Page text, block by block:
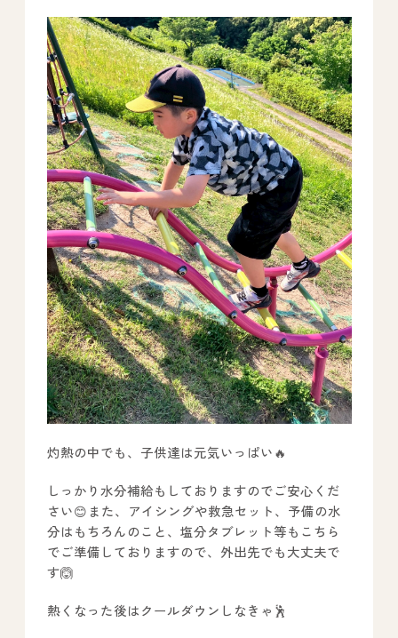
灼熱の中でも、子供達は元気いっぱい🔥
しっかり水分補給もしておりますのでご安心くだ
さい😊また、アイシングや救急セット、予備の水
分はもちろんのこと、塩分タブレット等もこちら
でご準備しておりますので、外出先でも大丈夫で
す🙆
熱くなった後はクールダウンしなきゃ🕺